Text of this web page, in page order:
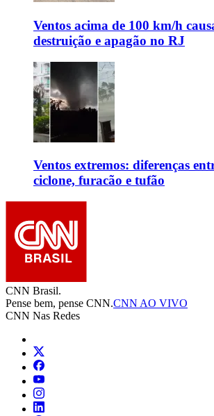
Ventos acima de 100 km/h
destruição e apagão no RJ
Ventos extremos: diferenças
ciclone, furacão e tufão
CNN Brasil.
Pense bem, pense CNN.CNN AO VIVO
CNN Nas Redes